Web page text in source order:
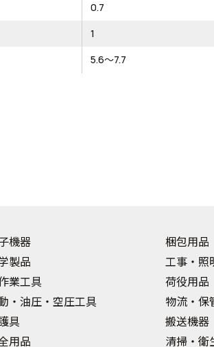
0.7
1
5.6～7.7
機器
製品
業工具
・油圧・空圧工具
具
用品
梱包用品
工事・照
荷役用品
物流・保
搬送機器
清掃・衛